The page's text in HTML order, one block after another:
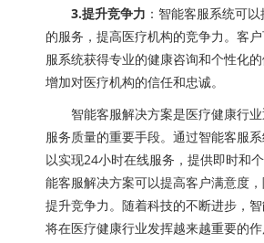
3.提升竞争力 ：智能客服系统可
的服务，提高医疗机构的竞争力。客
服系统获得专业的健康咨询和个性化的
增加对医疗机构的信任和忠诚。
智能客服解决方案是医疗健康行业
服务质量的重要手段。通过智能客服
以实现24小时在线服务，提供即时和
能客服解决方案可以提高客户满意度，
提升竞争力。随着科技的不断进步，
将在医疗健康行业发挥越来越重要的作